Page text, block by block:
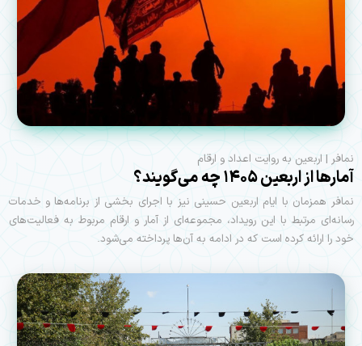
نمافر | اربعین به روایت اعداد و ارقام
آمارها از اربعین ۱۴۰۵ چه می‌گویند؟
نمافر همزمان با ایام اربعین حسینی نیز با اجرای بخشی از برنامه‌ها و خدمات
رسانه‌ای مرتبط با این رویداد، مجموعه‌ای از آمار و ارقام مربوط به فعالیت‌های
خود را ارائه کرده است که در ادامه به آن‌ها پرداخته می‌شود.